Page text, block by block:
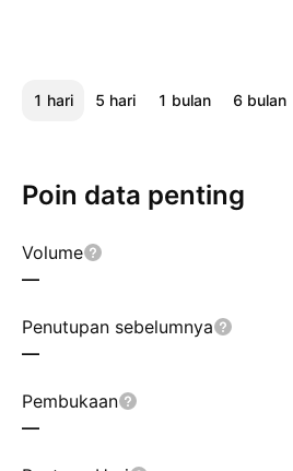
1 hari 5 hari 1 bulan 6 bulan
Poin data penting
Volume
—
Penutupan sebelumnya
—
Pembukaan
—